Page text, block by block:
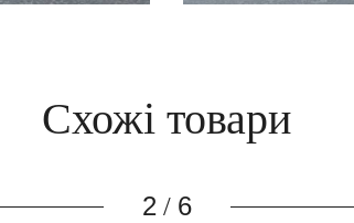
Схожі товари
3/ 6